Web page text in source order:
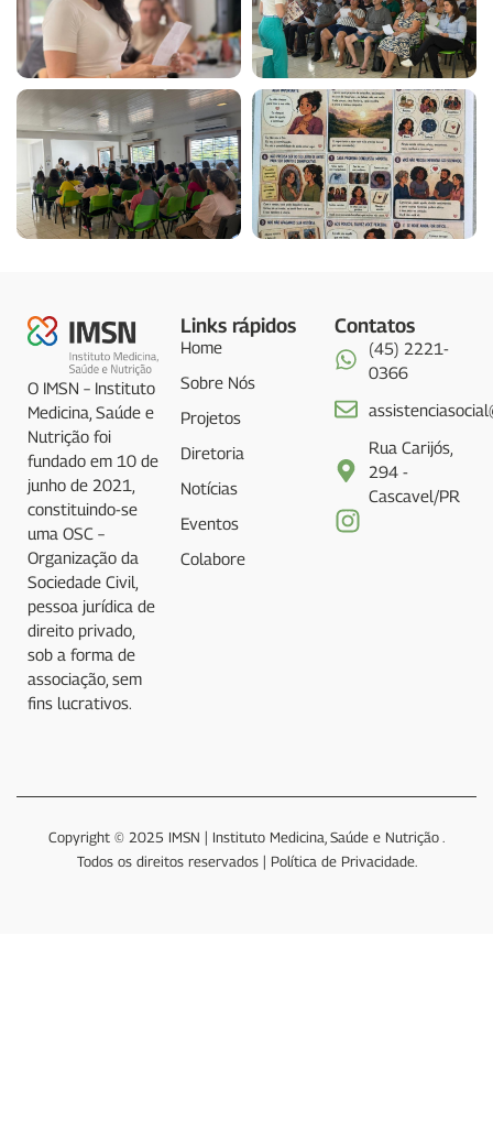
O IMSN – Instituto
Medicina, Saúde e
Nutrição foi
fundado em 10 de
junho de 2021,
constituindo-se
uma OSC –
Organização da
Sociedade Civil,
pessoa jurídica de
direito privado,
sob a forma de
associação, sem
fins lucrativos.
Links rápidos
Home
Sobre Nós
Projetos
Diretoria
Notícias
Eventos
Colabore
Contatos
(45) 2221-
0366
Rua Carijós,
294 -
Cascavel/PR
Copyright © 2025 IMSN | Instituto Medicina, Saúde e Nutrição .
Todos os direitos reservados | Política de Privacidade.